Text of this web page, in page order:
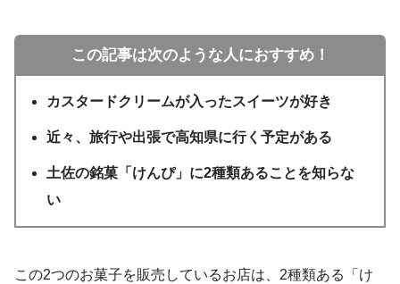
この記事は次のような人におすすめ！
カスタードクリームが入ったスイーツが好き
近々、旅行や出張で高知県に行く予定がある
土佐の銘菓「けんぴ」に2種類あることを知らな
い
この2つのお菓子を販売しているお店は、2種類ある「け